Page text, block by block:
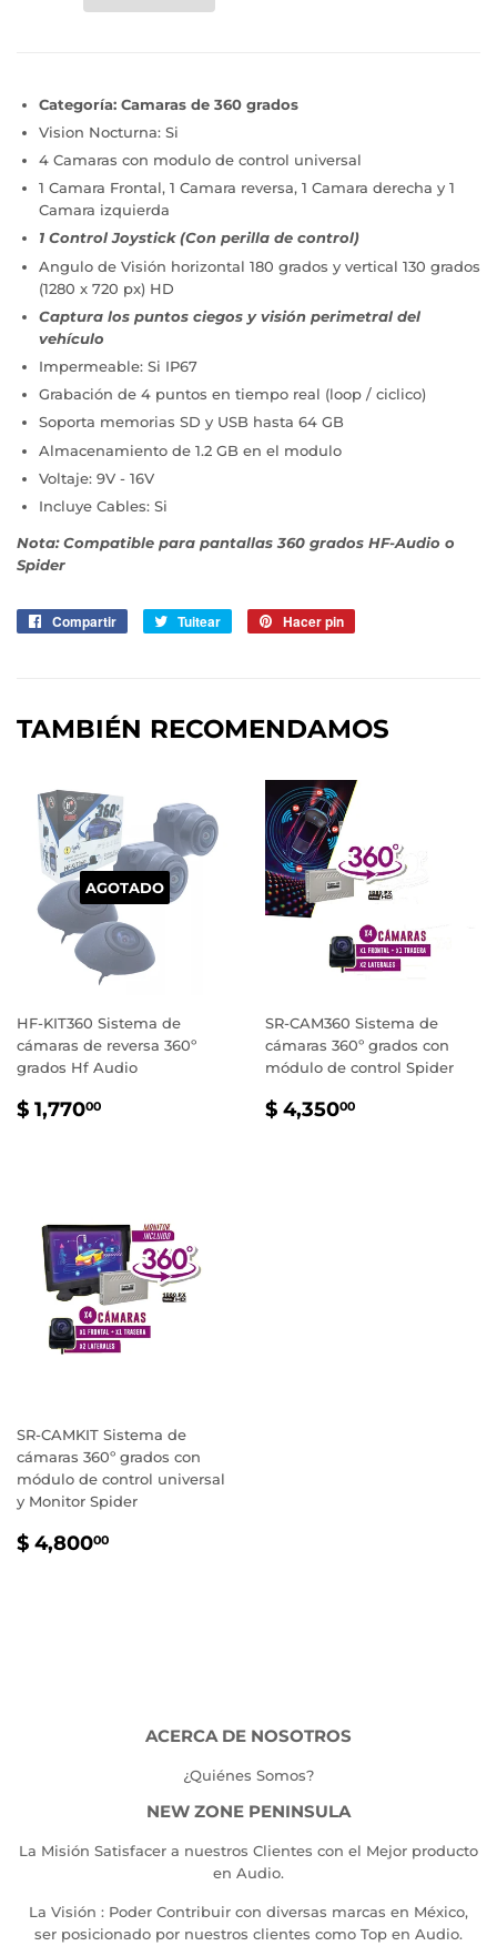
Categoría: Camaras de 360 grados
Vision Nocturna: Si
4 Camaras con modulo de control universal
1 Camara Frontal, 1 Camara reversa, 1 Camara derecha y 1
Camara izquierda
1 Control Joystick (Con perilla de control)
Angulo de Visión horizontal 180 grados y vertical 130 grados
(1280 x 720 px) HD
Captura los puntos ciegos y visión perimetral del
vehículo
Impermeable: Si IP67
Grabación de 4 puntos en tiempo real (loop / ciclico)
Soporta memorias SD y USB hasta 64 GB
Almacenamiento de 1.2 GB en el modulo
Voltaje: 9V - 16V
Incluye Cables: Si
Nota: Compatible para pantallas 360 grados HF-Audio o
Spider
Compartir
CompartirTuitear
Tuitear Hacer pin
TAMBIÉN RECOMENDAMOS
AGOTADO
HF-KIT360 Sistema de
cámaras de reversa 360º
grados Hf Audio
PRECIO
$ 1,77000
SR-CAM360 Sistema de
cámaras 360º grados con
módulo de control Spider
PRECIO
$ 4,35000
SR-CAMKIT Sistema de
cámaras 360º grados con
módulo de control universal
y Monitor Spider
PRECIO
$ 4,80000
ACERCA DE NOSOTROS
¿Quiénes Somos?
NEW ZONE PENINSULA
La Misión Satisfacer a nuestros Clientes con el Mejor producto
en Audio.
La Visión : Poder Contribuir con diversas marcas en México,
ser posicionado por nuestros clientes como Top en Audio.